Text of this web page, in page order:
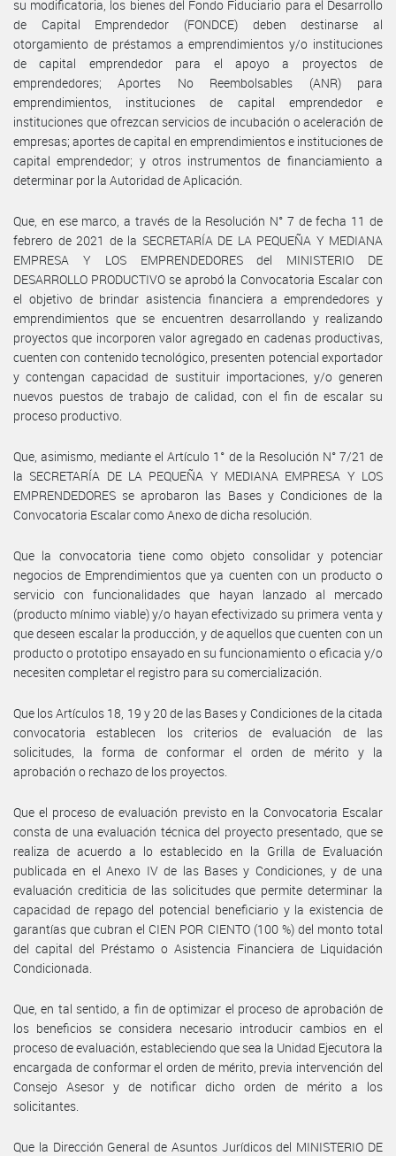
su modificatoria, los bienes del Fondo Fiduciario para el Desarrollo
de Capital Emprendedor (FONDCE) deben destinarse al
otorgamiento de préstamos a emprendimientos y/o instituciones
de capital emprendedor para el apoyo a proyectos de
emprendedores; Aportes No Reembolsables (ANR) para
emprendimientos, instituciones de capital emprendedor e
instituciones que ofrezcan servicios de incubación o aceleración de
empresas; aportes de capital en emprendimientos e instituciones de
capital emprendedor; y otros instrumentos de financiamiento a
determinar por la Autoridad de Aplicación.
Que, en ese marco, a través de la Resolución N° 7 de fecha 11 de
febrero de 2021 de la SECRETARÍA DE LA PEQUEÑA Y MEDIANA
EMPRESA Y LOS EMPRENDEDORES del MINISTERIO DE
DESARROLLO PRODUCTIVO se aprobó la Convocatoria Escalar con
el objetivo de brindar asistencia financiera a emprendedores y
emprendimientos que se encuentren desarrollando y realizando
proyectos que incorporen valor agregado en cadenas productivas,
cuenten con contenido tecnológico, presenten potencial exportador
y contengan capacidad de sustituir importaciones, y/o generen
nuevos puestos de trabajo de calidad, con el fin de escalar su
proceso productivo.
Que, asimismo, mediante el Artículo 1° de la Resolución N° 7/21 de
la SECRETARÍA DE LA PEQUEÑA Y MEDIANA EMPRESA Y LOS
EMPRENDEDORES se aprobaron las Bases y Condiciones de la
Convocatoria Escalar como Anexo de dicha resolución.
Que la convocatoria tiene como objeto consolidar y potenciar
negocios de Emprendimientos que ya cuenten con un producto o
servicio con funcionalidades que hayan lanzado al mercado
(producto mínimo viable) y/o hayan efectivizado su primera venta y
que deseen escalar la producción, y de aquellos que cuenten con un
producto o prototipo ensayado en su funcionamiento o eficacia y/o
necesiten completar el registro para su comercialización.
Que los Artículos 18, 19 y 20 de las Bases y Condiciones de la citada
convocatoria establecen los criterios de evaluación de las
solicitudes, la forma de conformar el orden de mérito y la
aprobación o rechazo de los proyectos.
Que el proceso de evaluación previsto en la Convocatoria Escalar
consta de una evaluación técnica del proyecto presentado, que se
realiza de acuerdo a lo establecido en la Grilla de Evaluación
publicada en el Anexo IV de las Bases y Condiciones, y de una
evaluación crediticia de las solicitudes que permite determinar la
capacidad de repago del potencial beneficiario y la existencia de
garantías que cubran el CIEN POR CIENTO (100 %) del monto total
del capital del Préstamo o Asistencia Financiera de Liquidación
Condicionada.
Que, en tal sentido, a fin de optimizar el proceso de aprobación de
los beneficios se considera necesario introducir cambios en el
proceso de evaluación, estableciendo que sea la Unidad Ejecutora la
encargada de conformar el orden de mérito, previa intervención del
Consejo Asesor y de notificar dicho orden de mérito a los
solicitantes.
Que la Dirección General de Asuntos Jurídicos del MINISTERIO DE